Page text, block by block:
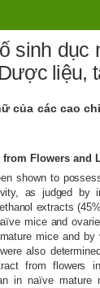
sinh
liệu,
của các cao
from Flowers and
shown to
as judged by
extracts
mice and
mice and
also
from flowers
in naïve